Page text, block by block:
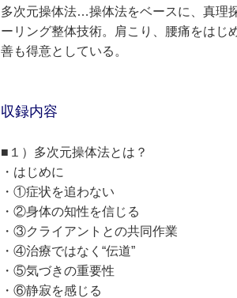
多次元操体法…操体法をベースに、真理
ーリング整体技術。肩こり、腰痛をはじ
善も得意としている。
収録内容
■１）多次元操体法とは？
・はじめに
・①症状を追わない
・②身体の知性を信じる
・③クライアントとの共同作業
・④治療ではなく“伝道”
・⑤気づきの重要性
・⑥静寂を感じる